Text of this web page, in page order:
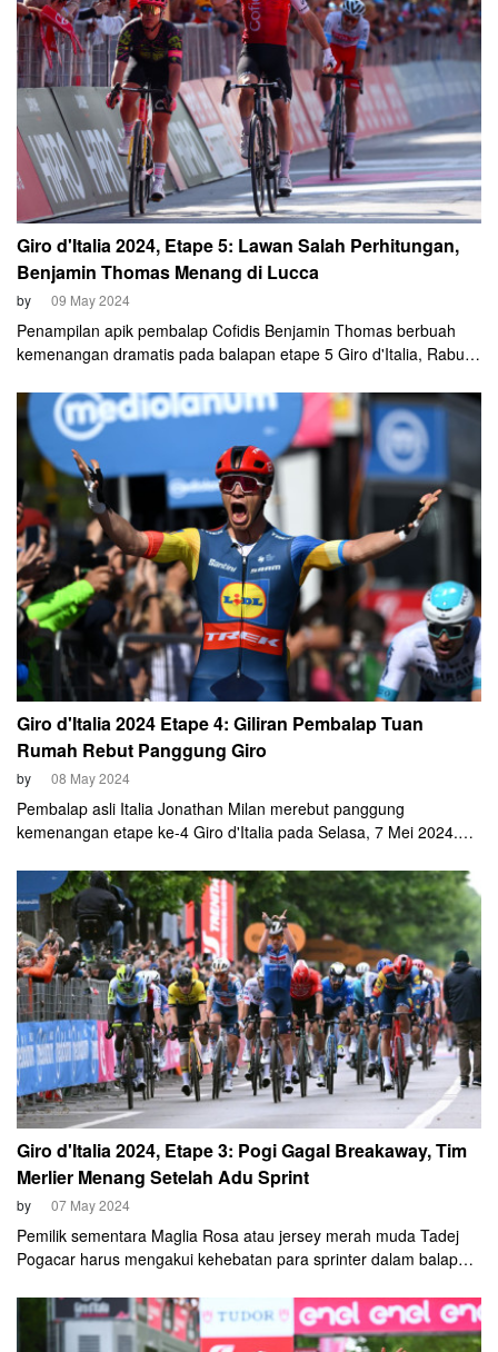
Giro d'Italia 2024, Etape 5: Lawan Salah Perhitungan,
Benjamin Thomas Menang di Lucca
by 09 May 2024
Penampilan apik pembalap Cofidis Benjamin Thomas berbuah
kemenangan dramatis pada balapan etape 5 Giro d'Italia, Rabu 9
terdekatnya yang finis hampir bersamaan.
Giro d'Italia 2024 Etape 4: Giliran Pembalap Tuan
Rumah Rebut Panggung Giro
by 08 May 2024
Pembalap asli Italia Jonathan Milan merebut panggung
kemenangan etape ke-4 Giro d'Italia pada Selasa, 7 Mei 2024.
balapan usai adu sprint yang cukup panjang jelang garis finis di
Andora.
Giro d'Italia 2024, Etape 3: Pogi Gagal Breakaway, Tim
Merlier Menang Setelah Adu Sprint
by 07 May 2024
Pemilik sementara Maglia Rosa atau jersey merah muda Tadej
Pogacar harus mengakui kehebatan para sprinter dalam balapan
dalam adu akselerasi jelang garis akhir dan harus puas finis di
posisi ke-46.